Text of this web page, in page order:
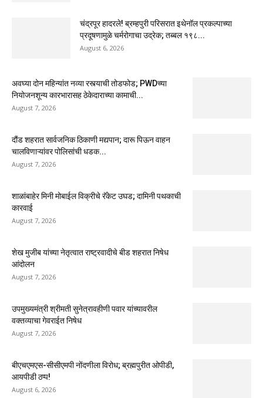
चंद्रपूर हादरले! ब्रम्हपुरी परिसरात इथेनॉल प्रकल्पाच्या
प्रदूषणामुळे चर्मरोगाचा उद्रेक; तब्बल १९८...
August 6, 2026
अवघ्या दोन महिन्यांत नव्या रस्त्याची तोडफोड; PWDच्या
नियोजनशून्य कारभारासह ठेकेदाराच्या कामाची...
August 7, 2026
दौंड शहरात सार्वजनिक ठिकाणी मद्यपान; दारू पिऊन वाहन
चालविणाऱ्यांवर पोलिसांची धडक...
August 7, 2026
शाळांबाहेर मिनी मोबाईल विक्रीचे रॅकेट उघड; दामिनी पथकाची
कारवाई
August 7, 2026
शेख मुजीब यांच्या नेतृत्वात राष्ट्रवादीचे बीड शहरात निषेध
आंदोलन
August 7, 2026
उपमुख्यमंत्री श्रीमती सुनेत्रावहीणी पवार यांच्यावरील
वक्तव्याचा गेवराईत निषेध
August 7, 2026
बीएचएमएस-सीसीएमपी नोंदणीला विरोध; ब्रह्मपुरीत ओपीडी,
आयपीडी ठप्प!
August 6, 2026